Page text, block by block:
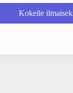
Kokeile